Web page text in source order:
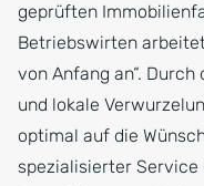
geprüften
Betriebswirten
von Anfang an“.
und lokale
optimal auf die
spezialisierter Service